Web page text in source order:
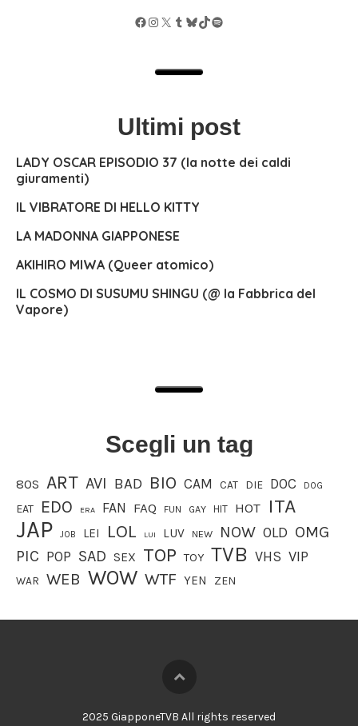
Facebook
Instagram
X Tumblr
Bluesky
TikTokSpotify
Ultimi post
LADY OSCAR EPISODIO 37 (la notte dei caldi
giuramenti)
IL VIBRATORE DI HELLO KITTY
LA MADONNA GIAPPONESE
AKIHIRO MIWA (Queer atomico)
IL COSMO DI SUSUMU SHINGU (@ la Fabbrica del
Vapore)
Scegli un tag
80S ART AVI BAD BIO CAM CAT DIE DOC DOG
EAT EDO ERA FAN FAQ FUN GAY HIT HOT ITA
JAP JOB LEI LOL LUI LUV NEW NOW OLD OMG
PIC POP SAD SEX TOP TOY TVB VHS VIP
WAR WEB WOW WTF YEN ZEN
2025 GiapponeTVB All rights reserved